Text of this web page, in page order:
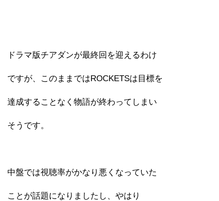
ドラマ版チアダンが最終回を迎えるわけ
ですが、このままではROCKETSは目標を
達成することなく物語が終わってしまい
そうです。
中盤では視聴率がかなり悪くなっていた
ことが話題になりましたし、やはり